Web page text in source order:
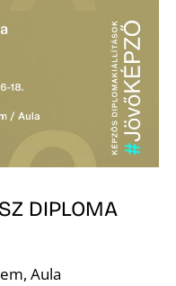
DIPLOMA
Aula